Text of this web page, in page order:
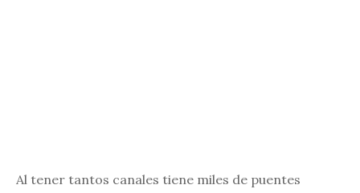
Al tener tantos canales tiene miles de puentes